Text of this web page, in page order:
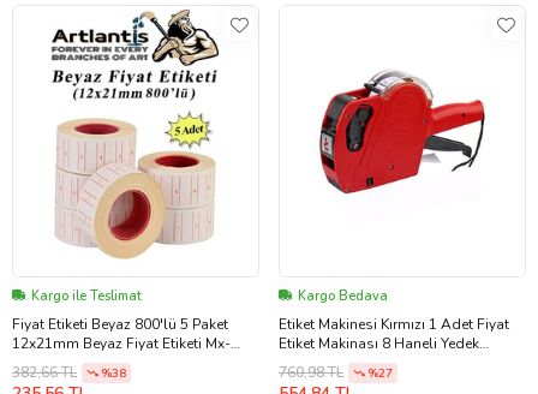
Kargo ile Teslimat
Fiyat Etiketi Beyaz 800'lü 5 Paket
12x21mm Beyaz Fiyat Etiketi Mx-
5500 M5500 Hg979 Motex Etiket
Makinesi Yedeğiart
382,66 TL %38
Kargo Bedava
Etiket Makinesi Kırmızı 1 Adet Fiyat
Etiket Makinası 8 Haneli Yedek
Kartuşlu Mağaza Dükkan Market İçin
İdeal
760,98 TL %27